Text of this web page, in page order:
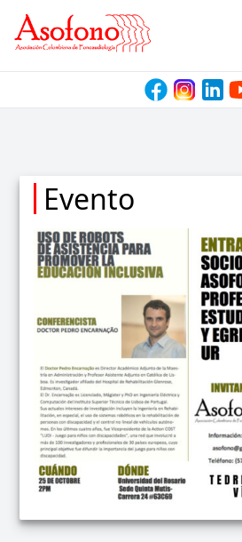
Asofono
Evento